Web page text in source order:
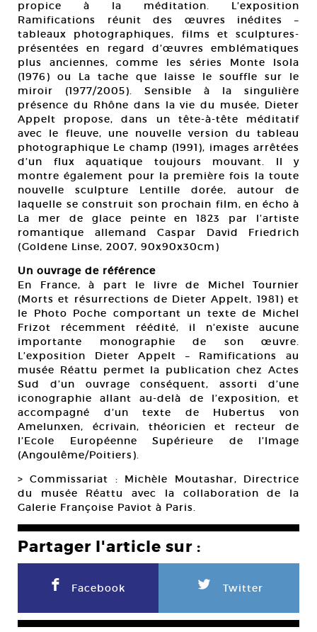
propice à la méditation. L’exposition
Ramifications réunit des œuvres inédites –
tableaux photographiques, films et sculptures-
présentées en regard d’œuvres emblématiques
plus anciennes, comme les séries Monte Isola
(1976) ou La tache que laisse le souffle sur le
miroir (1977/2005). Sensible à la singulière
présence du Rhône dans la vie du musée, Dieter
Appelt propose, dans un tête-à-tête méditatif
avec le fleuve, une nouvelle version du tableau
photographique Le champ (1991), images arrêtées
d’un flux aquatique toujours mouvant. Il y
montre également pour la première fois la toute
nouvelle sculpture Lentille dorée, autour de
laquelle se construit son prochain film, en écho à
La mer de glace peinte en 1823 par l’artiste
romantique allemand Caspar David Friedrich
(Goldene Linse, 2007, 90x90x30cm)
Un ouvrage de référence
En France, à part le livre de Michel Tournier
(Morts et résurrections de Dieter Appelt, 1981) et
le Photo Poche comportant un texte de Michel
Frizot récemment réédité, il n’existe aucune
importante monographie de son œuvre.
L’exposition Dieter Appelt – Ramifications au
musée Réattu permet la publication chez Actes
Sud d’un ouvrage conséquent, assorti d’une
iconographie allant au-delà de l’exposition, et
accompagné d’un texte de Hubertus von
Amelunxen, écrivain, théoricien et recteur de
l’Ecole Européenne Supérieure de l’Image
(Angoulême/Poitiers).
> Commissariat : Michèle Moutashar, Directrice
du musée Réattu avec la collaboration de la
Galerie Françoise Paviot à Paris.
Partager l'article sur :
F Facebook L Twitter